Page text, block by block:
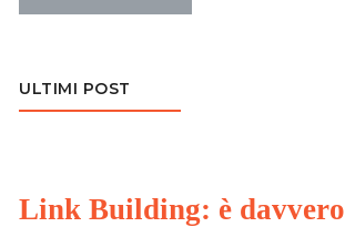
ULTIMI POST
Link Building: è davvero